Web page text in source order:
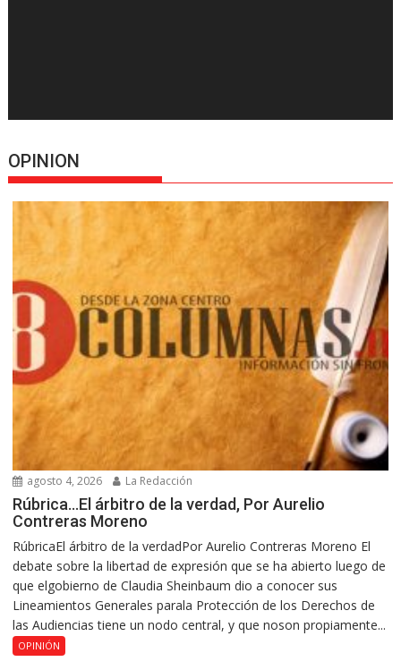
OPINION
agosto 4, 2026 La Redacción
Rúbrica…El árbitro de la verdad, Por Aurelio
Contreras Moreno
RúbricaEl árbitro de la verdadPor Aurelio Contreras Moreno El
debate sobre la libertad de expresión que se ha abierto luego de
que elgobierno de Claudia Sheinbaum dio a conocer sus
Lineamientos Generales parala Protección de los Derechos de
las Audiencias tiene un nodo central, y que noson propiamente...
OPINIÓN